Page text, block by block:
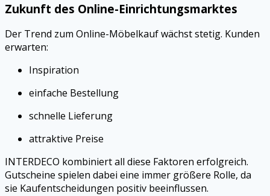
Zukunft des Online-Einrichtungsmarktes
Der Trend zum Online-Möbelkauf wächst stetig. Kunden
erwarten:
Inspiration
einfache Bestellung
schnelle Lieferung
attraktive Preise
INTERDECO kombiniert all diese Faktoren erfolgreich.
Gutscheine spielen dabei eine immer größere Rolle, da
sie Kaufentscheidungen positiv beeinflussen.